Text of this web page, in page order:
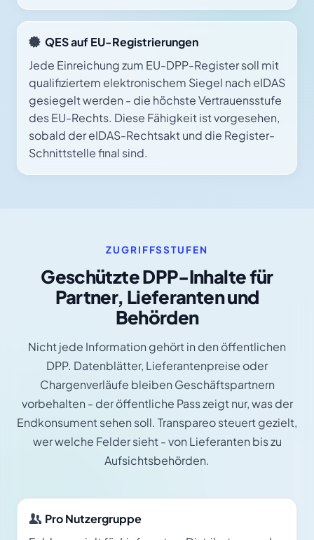
QES auf EU-Registrierungen
Jede Einreichung zum EU-DPP-Register soll mit
qualifiziertem elektronischem Siegel nach eIDAS
gesiegelt werden - die höchste Vertrauensstufe
des EU-Rechts. Diese Fähigkeit ist vorgesehen,
sobald der eIDAS-Rechtsakt und die Register-
Schnittstelle final sind.
ZUGRIFFSSTUFEN
Geschützte DPP-Inhalte für
Partner, Lieferanten und
Behörden
Nicht jede Information gehört in den öffentlichen
DPP. Datenblätter, Lieferantenpreise oder
Chargenverläufe bleiben Geschäftspartnern
vorbehalten - der öffentliche Pass zeigt nur, was der
Endkonsument sehen soll. Transpareo steuert gezielt,
wer welche Felder sieht - von Lieferanten bis zu
Aufsichtsbehörden.
Pro Nutzergruppe